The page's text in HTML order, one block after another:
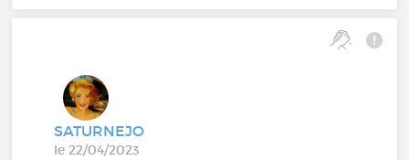
SATURNEJO
le 22/04/2023